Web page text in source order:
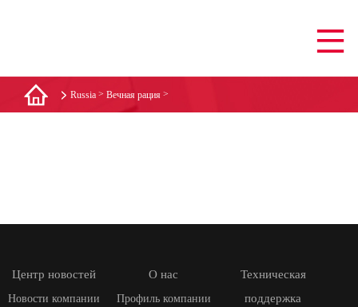
Russia > Вечная рация >
Центр новостей
Новости компании
О нас
Профиль компании
Техническая
поддержка